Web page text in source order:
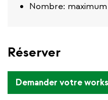
Nombre:
Réserver
Demander votre